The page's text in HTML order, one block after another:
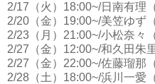
2/17（火）18:00~/日南有理
2/20（金）19:00~/美笠ゆず
2/23（月）21:00~/小松奈々
2/27（金）12:00~/和久田朱
2/27（金）22:00~/佐藤瑠那
2/28（土）18:00~/浜川一愛